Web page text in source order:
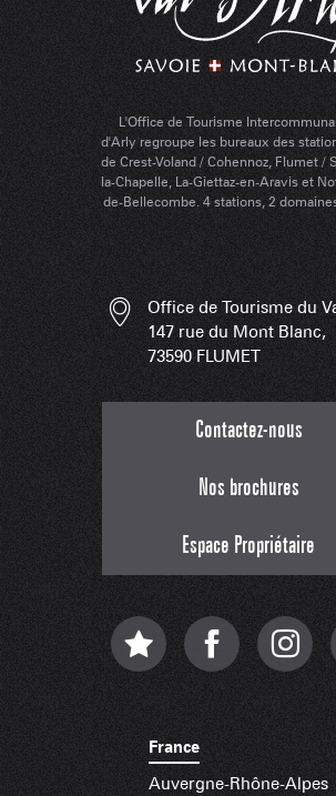
L'Office de Tourisme
d'Arly regroupe les bureaux des
de Crest-Voland / Cohennoz, Flumet /
la-Chapelle, La-Giettaz-en-Aravis et
de-Bellecombe. 4 stations, 2
Office de Tourisme du
147 rue du Mont Blanc,
73590 FLUMET
Contactez-nous
Nos brochures
Espace Propriétaire
France
Auvergne-Rhône-Alpes